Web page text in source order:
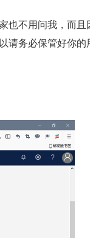
也不用问我，而且
请务必保管好你的